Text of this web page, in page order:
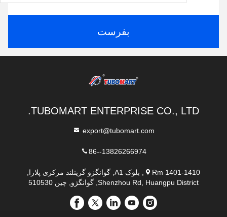
بفرست
TUBOMART ENTERPRISE CO., LTD.
export@tubomart.com
86--13826266974
Rm 1401-1410, بلوک A1, گوانگژو گرینلند مرکزی پلازا,
Shenzhou Rd, Huangpu District, گوانگژو, چین 510530